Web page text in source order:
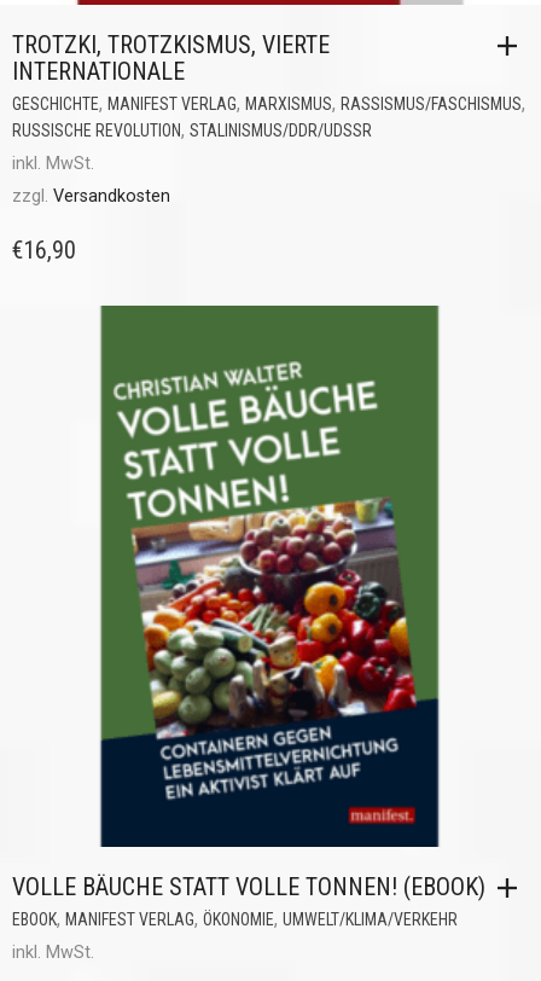
TROTZKI, TROTZKISMUS, VIERTE
INTERNATIONALE
GESCHICHTE, MANIFEST VERLAG, MARXISMUS, RASSISMUS/FASCHISMUS,
RUSSISCHE REVOLUTION, STALINISMUS/DDR/UDSSR
inkl. MwSt.
zzgl. Versandkosten
€16,90
VOLLE BÄUCHE STATT VOLLE TONNEN! (EBOOK)
EBOOK, MANIFEST VERLAG, ÖKONOMIE, UMWELT/KLIMA/VERKEHR
inkl. MwSt.